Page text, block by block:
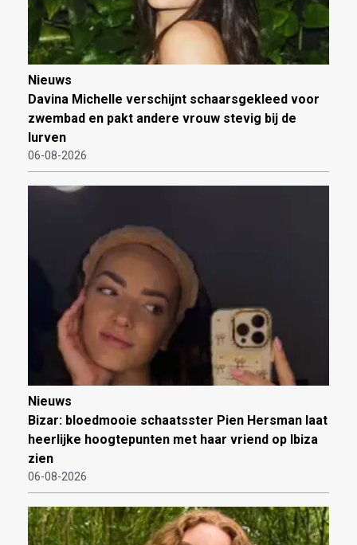
Nieuws
Davina Michelle verschijnt schaarsgekleed voor
zwembad en pakt andere vrouw stevig bij de
lurven
06-08-2026
Nieuws
Bizar: bloedmooie schaatsster Pien Hersman laat
heerlijke hoogtepunten met haar vriend op Ibiza
zien
06-08-2026